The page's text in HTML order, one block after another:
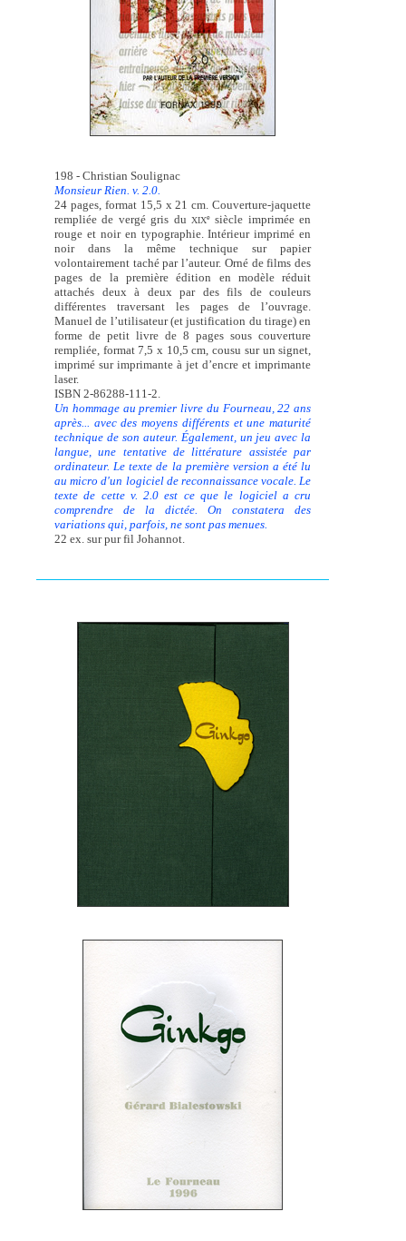
198 - Christian Soulignac
Monsieur Rien. v. 2.0.
24 pages, format 15,5 x 21 cm. Couverture-jaquette
rempliée de vergé gris du XIXe siècle imprimée en
rouge et noir en typographie. Intérieur imprimé en
noir dans la même technique sur papier
volontairement taché par l’auteur. Orné de films des
pages de la première édition en modèle réduit
attachés deux à deux par des fils de couleurs
différentes traversant les pages de l’ouvrage.
Manuel de l’utilisateur (et justification du tirage) en
forme de petit livre de 8 pages sous couverture
rempliée, format 7,5 x 10,5 cm, cousu sur un signet,
imprimé sur imprimante à jet d’encre et imprimante
laser.
ISBN 2-86288-111-2.
Un hommage au premier livre du Fourneau, 22 ans
après... avec des moyens différents et une maturité
technique de son auteur. Également, un jeu avec la
langue, une tentative de littérature assistée par
ordinateur. Le texte de la première version a été lu
au micro d'un logiciel de reconnaissance vocale. Le
texte de cette v. 2.0 est ce que le logiciel a cru
comprendre de la dictée. On constatera des
variations qui, parfois, ne sont pas menues.
22 ex. sur pur fil Johannot.